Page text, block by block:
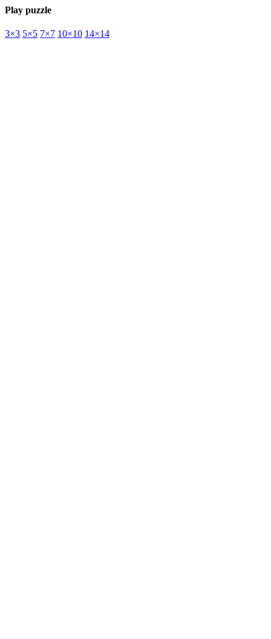
Play puzzle
3×3 5×5 7×7 10×10 14×14